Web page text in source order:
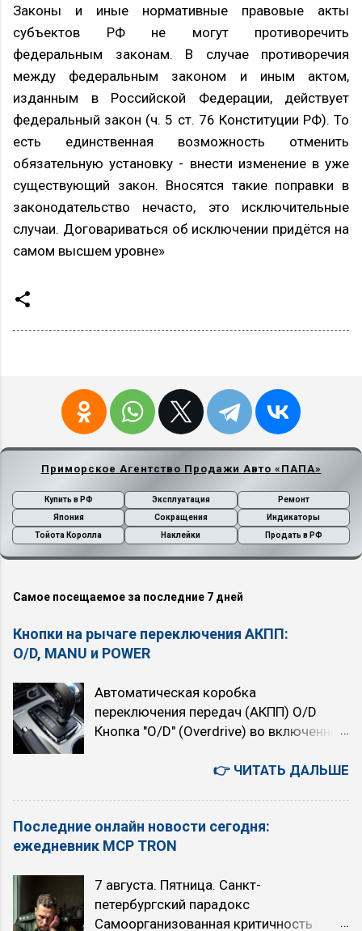
Законы и иные нормативные правовые акты
субъектов РФ не могут противоречить
федеральным законам. В случае противоречия
между федеральным законом и иным актом,
изданным в Российской Федерации, действует
федеральный закон (ч. 5 ст. 76 Конституции РФ). То
есть единственная возможность отменить
обязательную установку - внести изменение в уже
существующий закон. Вносятся такие поправки в
законодательство нечасто, это исключительные
случаи. Договариваться об исключении придётся на
самом высшем уровне»
Приморское Агентство Продажи Авто «ПАПА»
Купить в РФ
Япония
Тойота Королла
Эксплуатация
Сокращения
Наклейки
Ремонт
Индикаторы
Продать в РФ
Самое посещаемое за последние 7 дней
Кнопки на рычаге переключения АКПП:
O/D, MANU и POWER
Автоматическая коробка
переключения передач (АКПП) O/D
Кнопка "O/D" (Overdrive) во включенном
высшую передачу. При нажатой кнопке
OFF") — трёхступенчатый. При
включении Overdrive автомобиль
топлива уменьшается. Когда
рекомендуется использовать режим
O/D (O/D ON): при равномерном
👉 ЧИТАТЬ ДАЛЬШЕ
Последние онлайн новости сегодня:
ежедневник MCP TRON
7 августа. Пятница. Санкт-
петербургский парадокс
Самоорганизованная критичность